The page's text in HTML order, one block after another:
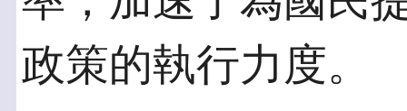
政策的執行力度。